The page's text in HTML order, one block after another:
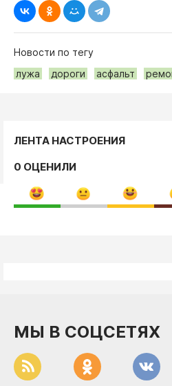
Новости по тегу
лужа
дороги асфальт
ЛЕНТА НАСТРОЕНИЯ
0 ОЦЕНИЛИ
МЫ В СОЦСЕТЯХ